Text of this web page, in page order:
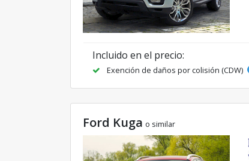
Incluido en el precio:
Exención de daños por colisión (CDW)
Ford Kuga o similar